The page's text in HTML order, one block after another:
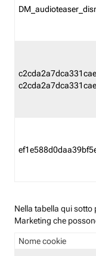
Nella tabella qui sotto
Marketing che
Nome cookie